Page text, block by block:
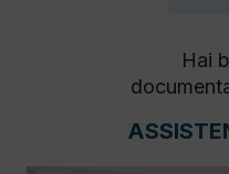
Hai